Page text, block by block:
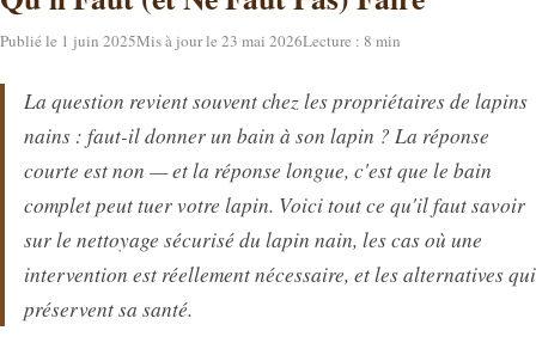
Publié le 1 juin 2025Mis à jour le 23 mai 2026Lecture : 8 min
La question revient souvent chez les propriétaires de lapins
nains : faut-il donner un bain à son lapin ? La réponse
courte est non — et la réponse longue, c'est que le bain
complet peut tuer votre lapin. Voici tout ce qu'il faut savoir
sur le nettoyage sécurisé du lapin nain, les cas où une
intervention est réellement nécessaire, et les alternatives qui
préservent sa santé.